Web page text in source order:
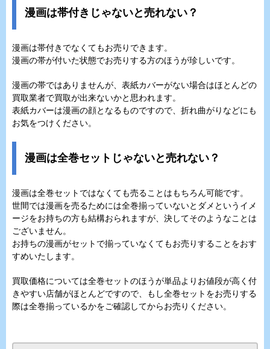
漫画は帯付きじゃないと売れない？
漫画は帯付きでなくてもお売りできます。
漫画の帯が付いた状態でお売りする方のほうが珍しいです。
漫画の帯ではありませんが、表紙カバーがない場合はほとんどの
買取業者で買取が出来ないかと思われます。
表紙カバーは漫画の顔となるものですので、折れ曲がりなどにも
お気をつけください。
漫画は全巻セットじゃないと売れない？
漫画は全巻セットではなくても売ることはもちろん可能です。
世間では漫画を売るためには全巻揃っていないとダメというイメ
ージをお持ちの方も結構おられますが、決してそのようなことは
ございません。
お持ちの漫画がセットで揃っていなくてもお売りすることをおす
すめいたします。
買取価格については全巻セットのほうが単品よりお値段が高く付
きやすい店舗がほとんどですので、もし全巻セットをお売りする
際は全巻揃っているかをご確認してからお売りください。